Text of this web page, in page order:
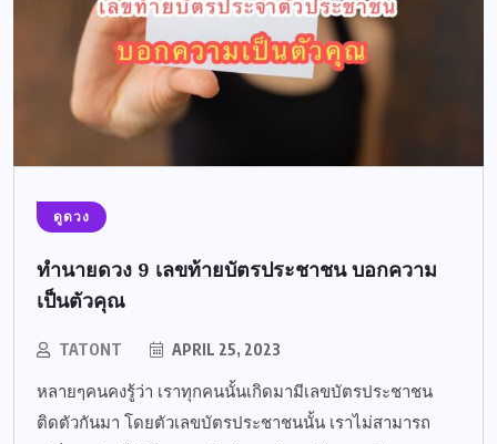
ดูดวง
ทำนายดวง 9 เลขท้ายบัตรประชาชน บอกความ
เป็นตัวคุณ
TATONT APRIL 25, 2023
หลายๆคนคงรู้ว่า เราทุกคนนั้นเกิดมามีเลขบัตรประชาชน
ติดตัวกันมา โดยตัวเลขบัตรประชาชนนั้น เราไม่สามารถ